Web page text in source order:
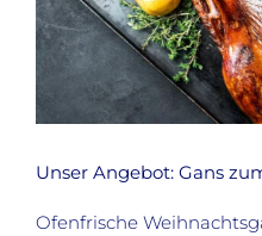
Unser Angebot: Gans
Ofenfrische